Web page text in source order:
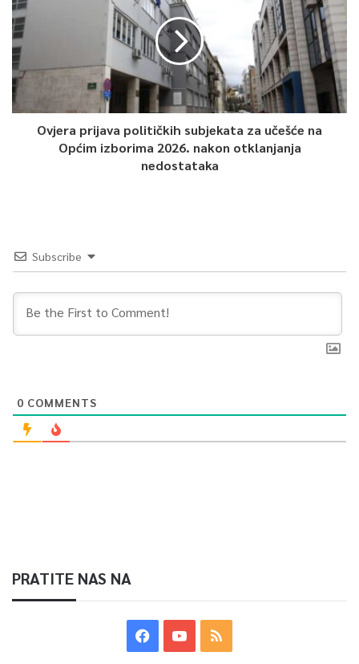
Article Rating
Ovjera prijava političkih subjekata za učešće na
Općim izborima 2026. nakon otklanjanja
nedostataka
Subscribe
0 COMMENTS
PRATITE NAS NA